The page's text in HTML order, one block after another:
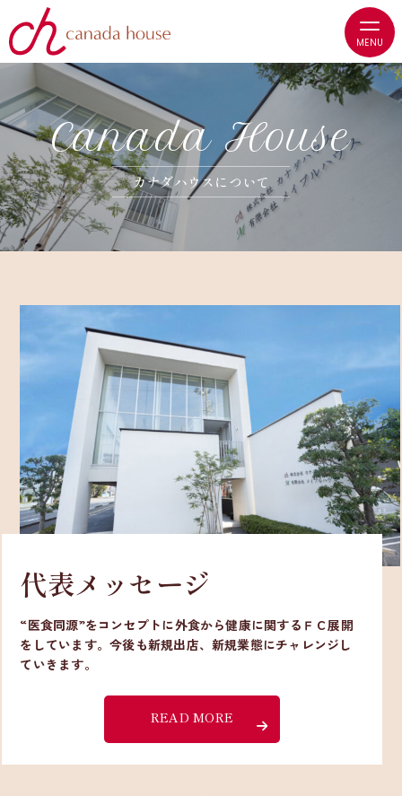
Canada House
カナダハウスにつ いて
代表メッセージ
“医食同源”をコンセプトに外食から健康に関するＦＣ展開
をしています。今後も新規出店、新規業態にチャレンジし
ていきます。
READ MORE